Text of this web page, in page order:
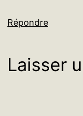
Répondre
Laisser